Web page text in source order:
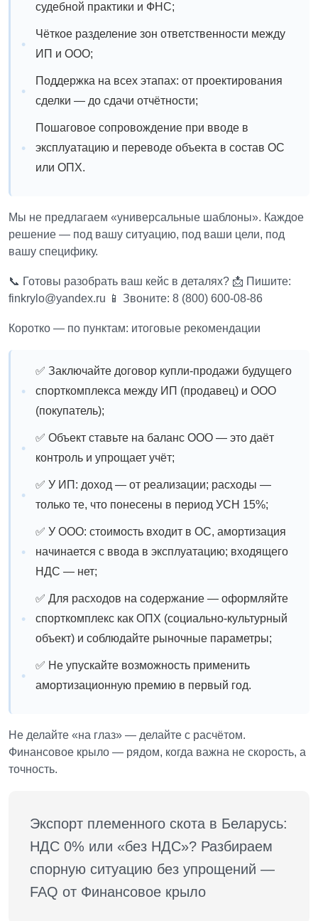
судебной практики и ФНС;
Чёткое разделение зон ответственности между
ИП и ООО;
Поддержка на всех этапах: от проектирования
сделки — до сдачи отчётности;
Пошаговое сопровождение при вводе в
эксплуатацию и переводе объекта в состав ОС
или ОПХ.
Мы не предлагаем «универсальные шаблоны». Каждое
решение — под вашу ситуацию, под ваши цели, под
вашу специфику.
📞 Готовы разобрать ваш кейс в деталях? 📩 Пишите:
finkrylo@yandex.ru 📱 Звоните: 8 (800) 600-08-86
Коротко — по пунктам: итоговые рекомендации
✅ Заключайте договор купли-продажи будущего
спорткомплекса между ИП (продавец) и ООО
(покупатель);
✅ Объект ставьте на баланс ООО — это даёт
контроль и упрощает учёт;
✅ У ИП: доход — от реализации; расходы —
только те, что понесены в период УСН 15%;
✅ У ООО: стоимость входит в ОС, амортизация
начинается с ввода в эксплуатацию; входящего
НДС — нет;
✅ Для расходов на содержание — оформляйте
спорткомплекс как ОПХ (социально-культурный
объект) и соблюдайте рыночные параметры;
✅ Не упускайте возможность применить
амортизационную премию в первый год.
Не делайте «на глаз» — делайте с расчётом.
Финансовое крыло — рядом, когда важна не скорость, а
точность.
Экспорт племенного скота в Беларусь:
НДС 0% или «без НДС»? Разбираем
спорную ситуацию без упрощений —
FAQ от Финансовое крыло